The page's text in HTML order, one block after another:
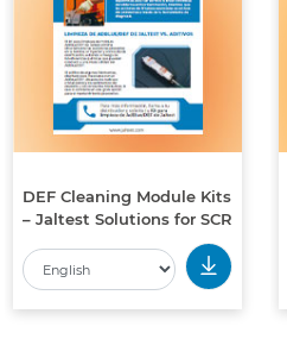
DEF Cleaning Module Kits
– Jaltest Solutions for SCR